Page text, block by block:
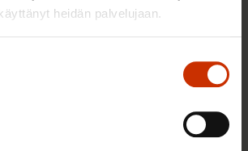
heidän palvelujaan.